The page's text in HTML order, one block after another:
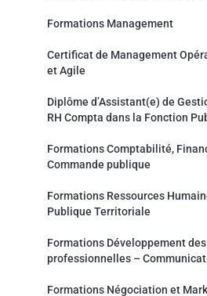
Formations Management
Certificat de Management
et Agile
Diplôme d’Assistant(e) de
RH Compta dans la Fonction
Formations Comptabilité,
Commande publique
Formations Ressources
Publique Territoriale
Formations Développement
professionnelles –
Formations Négociation et